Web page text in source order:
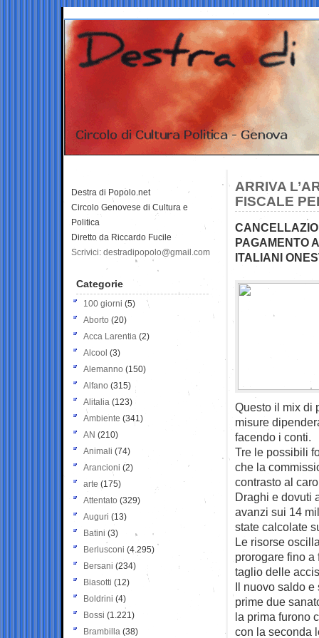
ARRIVA
FISCALE
PAGAMENTO
ITALIANI
Questo il mix di
misure
facendo i conti.
Tre le possibili
che la
contrasto al
Draghi e dovuti
avanzi sui 14
state calcolate
Le risorse
prorogare fino a
taglio delle
Il nuovo saldo e
prime due
la prima furono
con la seconda
Destra di Popolo.net
Circolo Genovese di Cultura e
Politica
Diretto da Riccardo Fucile
Scrivici: destradipopolo@gmail.com
Categorie
100 giorni (5)
Aborto (20)
Acca Larentia (2)
Alcool (3)
Alemanno (150)
Alfano (315)
Alitalia (123)
Ambiente (341)
AN (210)
Animali (74)
Arancioni (2)
arte (175)
Attentato (329)
Auguri (13)
Batini (3)
Berlusconi (4.295)
Bersani (234)
Biasotti (12)
Boldrini (4)
Bossi (1.221)
Brambilla (38)